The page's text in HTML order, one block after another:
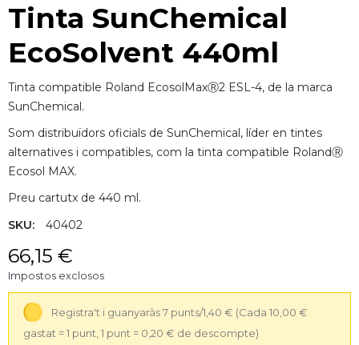
Tinta SunChemical
EcoSolvent 440ml
Tinta compatible Roland EcosolMaxⓇ2 ESL-4, de la marca
SunChemical.
Som distribuïdors oficials de SunChemical, líder en tintes
alternatives i compatibles, com la tinta compatible RolandⓇ
Ecosol MAX.
Preu cartutx de 440 ml.
SKU:
40402
66,15 €
Impostos exclosos
Registra't i guanyaràs 7 punts/1,40 € (Cada 10,00 €
gastat = 1 punt, 1 punt = 0,20 € de descompte)